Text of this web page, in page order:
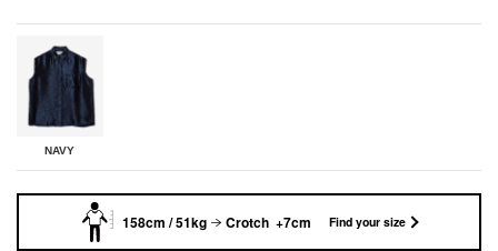
NAVY
158cm / 51kg Crotch +7cm Find your size